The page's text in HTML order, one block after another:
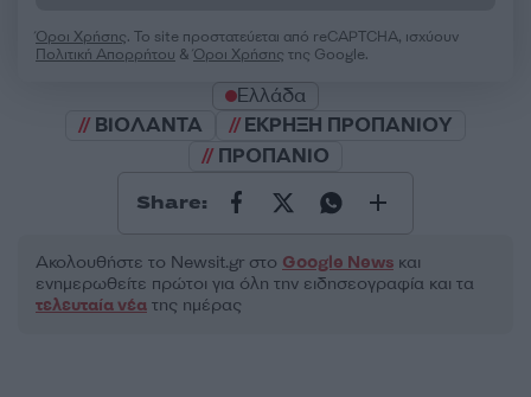
Όροι Χρήσης. Το site προστατεύεται από reCAPTCHA, ισχύουν
Πολιτική Απορρήτου &Όροι Χρήσης της Google.
Ελλάδα
ΒΙΟΛΑΝΤΑ
ΕΚΡΗΞΗ ΠΡΟΠΑΝΙΟΥ
ΠΡΟΠΑΝΙΟ
Share:
Ακολουθήστε το Νewsit.gr στο Google News και
ενημερωθείτε πρώτοι για όλη την ειδησεογραφία και τα
τελευταία νέα της ημέρας